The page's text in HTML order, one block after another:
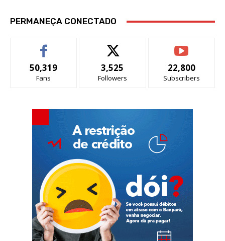
PERMANEÇA CONECTADO
50,319
Fans
3,525
Followers
22,800
Subscribers